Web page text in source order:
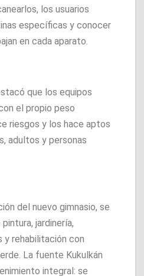
los usuarios
específicas y conocer
en cada aparato.
que los equipos
el propio peso
riesgos y los hace aptos
adultos y personas
del nuevo gimnasio, se
jardinería,
y rehabilitación con
La fuente Kukulkán
integral: se